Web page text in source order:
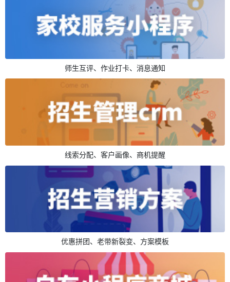
师生互评、作业打卡、消息通知
线索分配、客户画像、商机提醒
优惠拼团、老带新裂变、方案模板